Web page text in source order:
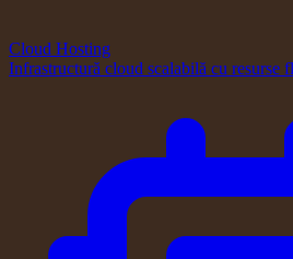
Cloud Hosting
Infrastructură cloud scalabilă cu resurse